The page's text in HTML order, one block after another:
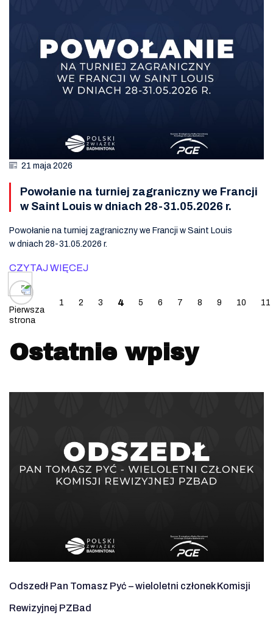
21 maja 2026
Powołanie na turniej zagraniczny we Francji
w Saint Louis w dniach 28-31.05.2026 r.
Powołanie na turniej zagraniczny we Francji w Saint Louis
w dniach 28-31.05.2026 r.
CZYTAJ WIĘCEJ
Posts navigation
Pierwsza
strona
1 2 3 4 5 6 7 8 9 10 11
Ostatnie wpisy
Odszedł Pan Tomasz Pyć – wieloletni członek Komisji
Rewizyjnej PZBad